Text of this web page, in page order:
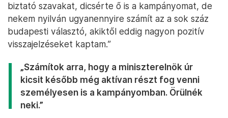
biztató szavakat, dicsérte ő is a kampányomat, de
nekem nyilván ugyanennyire számít az a sok száz
budapesti választó, akiktől eddig nagyon pozitív
visszajelzéseket kaptam.”
„Számítok arra, hogy a miniszterelnök úr
kicsit később még aktívan részt fog venni
személyesen is a kampányomban. Örülnék
neki.”